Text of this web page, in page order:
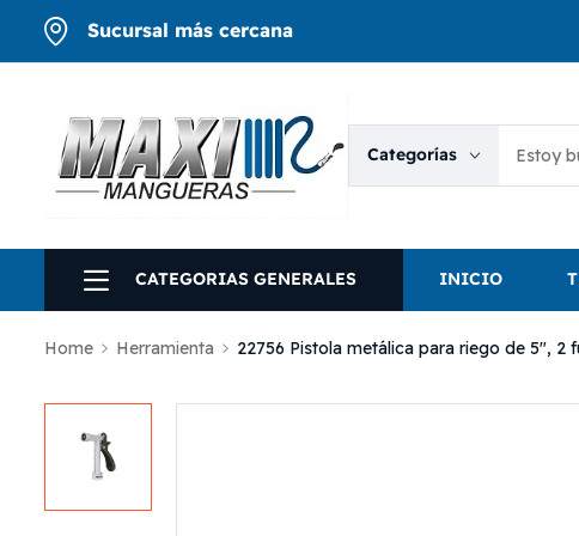
Sucursal más cercana
Categorías
CATEGORIAS GENERALES INICIO
Home Herramienta 22756 Pistola metálica para riego de 5″, 2